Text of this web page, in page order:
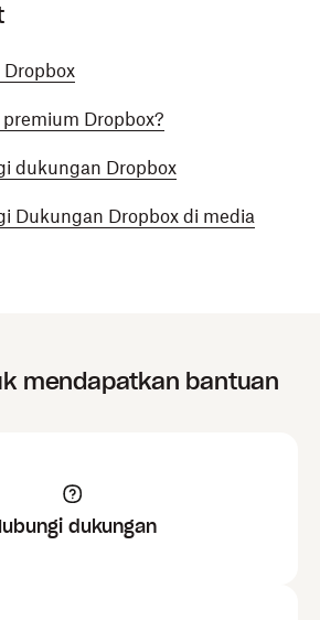
Dropbox?
dukungan Dropbox
Dukungan Dropbox di media
mendapatkan bantuan
dukungan